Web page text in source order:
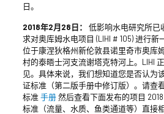
日。
2018年2月28日： 低影响水电研究所已
求对奥库姆水电项目 (LIHI # 105) 进行新
位于康涅狄格州新伦敦县诺里奇市奥库
村的泰晤士河支流谢塔克特河上。LIHI
见。具体来说，我们想知道您是否认为
证标准（第二版手册中修订版）。请查
标准手册然后查看下面发布的项目
标准（流量、水质、鱼类通道等）直接